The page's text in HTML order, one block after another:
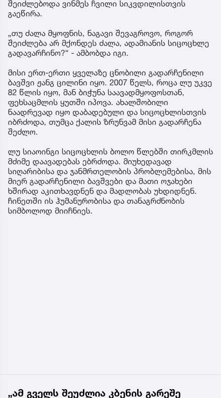
შეიძლებოდა ვინმეს ჩვილი სიკვდილისთვის
გაეწირა.
„თუ ძალა მყოფნის, ნაგავი შევაგროვო, როგორ
შეიძლება არ მქონდეს ძალა, ადამიანის სიცოცხლე
გადავარჩინო?“ - ამბობდა იგი.
მისი ერთ-ერთი ყველაზე ცნობილი გადარჩენილი
ბავშვი ჟანგ ცილინი იყო. 2007 წელს, როცა ლუ უკვე
82 წლის იყო, მან ბიჭუნა საავადმყოფოსთან,
ფეხსაცმლის ყუთში იპოვა. ახალშობილი
ნაადრევად იყო დაბადებული და სიცოცხლისთვის
იბრძოდა, თუმცა ქალის ზრუნვამ მისი გადარჩენა
შეძლო.
ლუ სიაოინგი სიცოცხლის ბოლო წლებში თირკმლის
მძიმე დაავადებას ებრძოდა. მიუხედავად
სიღარიბისა და ჯანმრთელობის პრობლემებისა, მის
მიერ გადარჩენილი ბავშვები და მათი ოჯახები
ხშირად აკითხავდნენ და მადლობას უხდიდნენ.
ჩინეთში ის ჰუმანურობისა და თანაგრძნობის
სიმბოლოდ მიიჩნიეს.
„ამ გველს შეუძლია კბენის გარეშე